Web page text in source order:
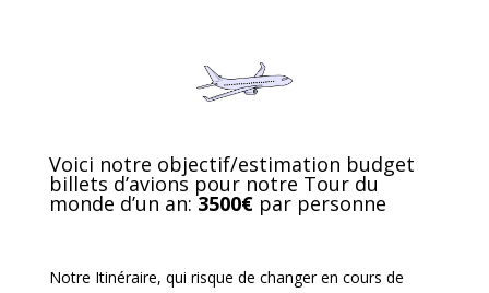
Voici notre objectif/estimation budget
billets d’avions pour notre Tour du
monde d’un an:3500€par personne
Notre Itinéraire, qui risque de changer en cours de